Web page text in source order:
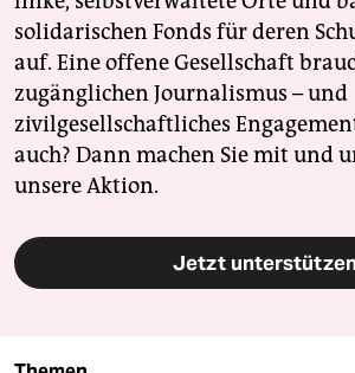
solidarischen Fonds für deren
auf. Eine offene Gesellschaft
zugänglichen Journalismus – und
zivilgesellschaftliches
auch? Dann machen Sie mit und
unsere Aktion.
Jetzt unterstützen